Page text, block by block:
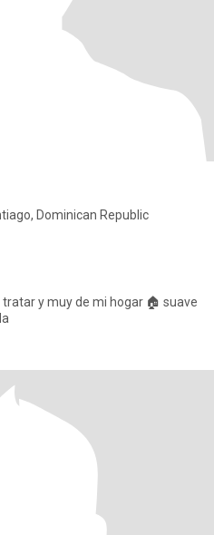
Dominican Republic